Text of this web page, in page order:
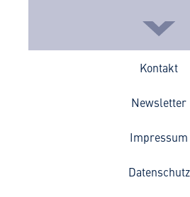
Kontakt
Newsletter
Impressum
Datenschutz